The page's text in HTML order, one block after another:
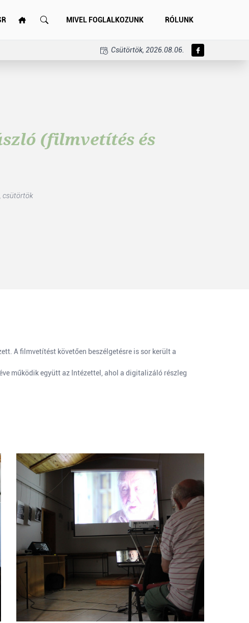
MIVEL FOGLALKOZUNK RÓLUNK
Csütörtök, 2026.08.06.
(filmvetítés és
csütörtök
A filmvetítést követően beszélgetésre is sor került a
működik együtt az Intézettel, ahol a digitalizáló részleg